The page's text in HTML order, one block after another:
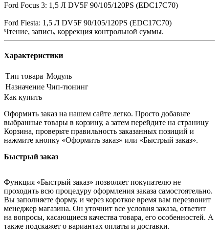
Ford Focus 3: 1,5 Л DV5F 90/105/120PS (EDC17C70)
Ford Fiesta: 1,5 Л DV5F 90/105/120PS (EDC17C70)
Чтение, запись, коррекция контрольной суммы.
Характеристики
Тип товара Модуль
Назначение Чип-тюнинг
Как купить
Оформить заказ на нашем сайте легко. Просто добавьте
выбранные товары в корзину, а затем перейдите на страницу
Корзина, проверьте правильность заказанных позиций и
нажмите кнопку «Оформить заказ» или «Быстрый заказ».
Быстрый заказ
Функция «Быстрый заказ» позволяет покупателю не
проходить всю процедуру оформления заказа самостоятельно.
Вы заполняете форму, и через короткое время вам перезвонит
менеджер магазина. Он уточнит все условия заказа, ответит
на вопросы, касающиеся качества товара, его особенностей. А
также подскажет о вариантах оплаты и доставки.